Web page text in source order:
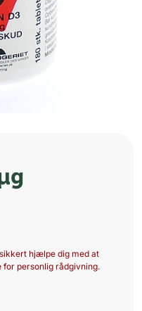
hjælpe dig med at
for personlig rådgivning.